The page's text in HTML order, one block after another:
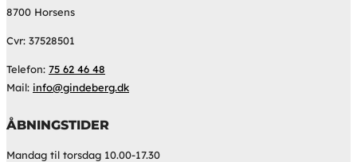
8700 Horsens
Cvr: 37528501
Telefon: 75 62 46 48
Mail: info@gindeberg.dk
ÅBNINGSTIDER
Mandag til torsdag 10.00-17.30